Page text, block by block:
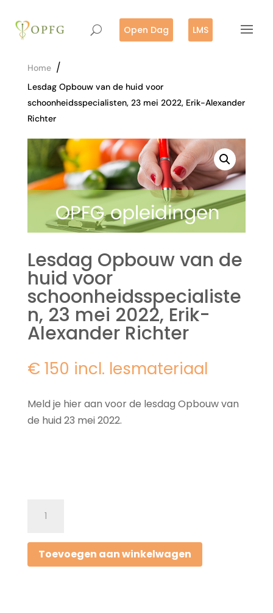
Open Dag LMS
Home /
Lesdag Opbouw van de huid voor
schoonheidsspecialisten, 23 mei 2022, Erik-Alexander
Richter
Lesdag Opbouw van de
huid voor
schoonheidsspecialiste
n, 23 mei 2022, Erik-
Alexander Richter
€ 150 incl. lesmateriaal
Meld je hier aan voor de lesdag Opbouw van
de huid 23 mei 2022.
Opbouw
van
Toevoegen aan winkelwagen